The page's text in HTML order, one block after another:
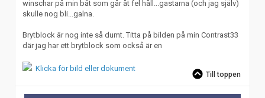
winschar på min båt som går åt fel håll...gastarna (och jag själv)
skulle nog bli...galna.
Brytblock är nog inte så dumt. Titta på bilden på min Contrast33
där jag har ett brytblock som också är en
Klicka för bild eller dokument
Till toppen